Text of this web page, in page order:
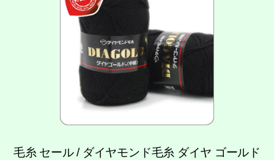
毛糸 セール / ダイヤモンド毛糸 ダイヤ ゴールド